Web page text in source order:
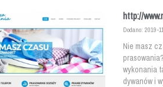
http://
Dodano: 2019-
Nie masz
wykonania
dywanów i